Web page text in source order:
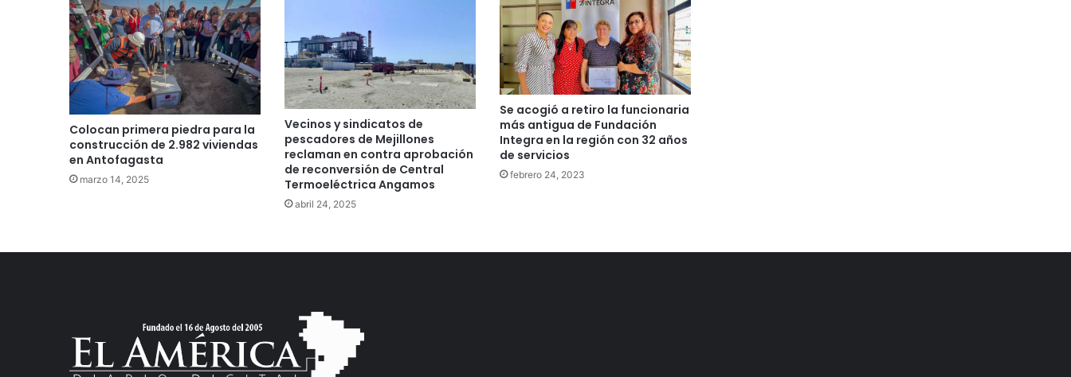
Colocan primera piedra para la
construcción de 2.982 viviendas
en Antofagasta
marzo 14, 2025
Vecinos y sindicatos de
pescadores de Mejillones
reclaman en contra aprobación
de reconversión de Central
Termoeléctrica Angamos
abril 24, 2025
Se acogió a retiro la funcionaria
más antigua de Fundación
Integra en la región con 32 años
de servicios
febrero 24, 2023